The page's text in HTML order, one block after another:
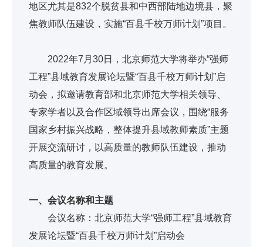
地区尤其是832个脱贫县和中西部陆地边境县，聚
焦教师队伍建设，实施“百县千校万师计划”项目。
2022年7月30日，北京师范大学将举办“强师
工程”县域教育发展论坛暨“百县千校万师计划”启
动会，拟邀请教育部和北京师范大学相关领导、
专家学者以及合作区域领导出席会议，围绕“服务
国家乡村振兴战略，整体提升县域教师素质”主题
开展交流研讨，以高质量的教师队伍建设，推动
高质量的教育发展。
一、会议名称和主题
会议名称：北京师范大学“强师工程”县域教育
发展论坛暨“百县千校万师计划”启动会